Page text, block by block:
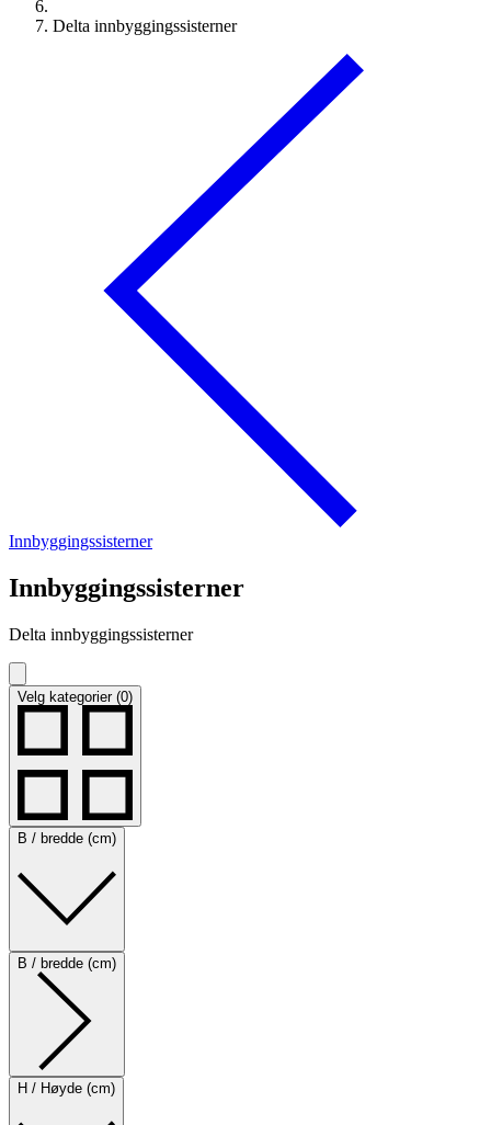
Delta innbyggingssisterner
Innbyggingssisterner
Innbyggingssisterner
Delta innbyggingssisterner
Velg kategorier (0)
B / bredde (cm)
B / bredde (cm)
H / Høyde (cm)